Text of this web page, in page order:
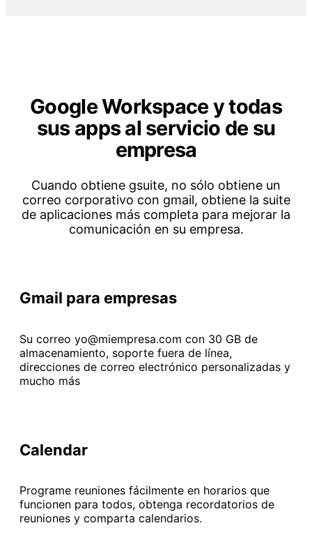
Google Workspace y todas
sus appsal servicio de su
empresa
Cuando obtiene gsuite, no sólo obtiene un
correo corporativo con gmail, obtiene la suite
de aplicaciones más completa para mejorar la
comunicación en su empresa.
Gmail para empresas
Su correo yo@miempresa.com con 30 GB de
almacenamiento, soporte fuera de línea,
direcciones de correo electrónico personalizadas y
mucho más
Calendar
Programe reuniones fácilmente en horarios que
funcionen para todos, obtenga recordatorios de
reuniones y comparta calendarios.